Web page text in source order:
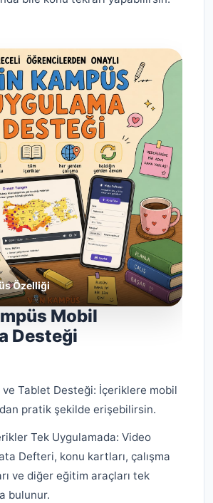
Özelliği
Mobil
Desteği
ve Tablet Desteği: İçeriklere mobil
pratik şekilde erişebilirsin.
Tek Uygulamada: Video
Defteri, konu kartları, çalışma
ve diğer eğitim araçları tek
bulunur.